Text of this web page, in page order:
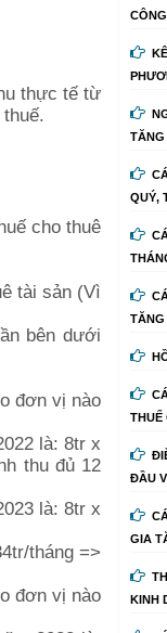
thực tế từ
cho thuê
tài sản (Vì
bên dưới
đơn vị nào
là: 8tr x
thu đủ 12
là: 8tr x
tháng =>
đơn vị nào
QUÝ,
TĂNG
THUẾ
ĐẦU
GIA
KINH